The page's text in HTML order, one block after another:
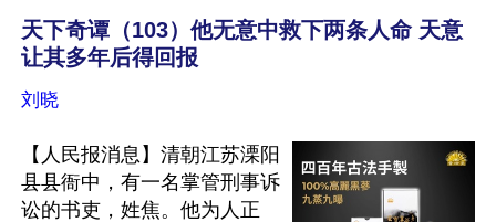
天下奇谭（103）他无意中救下两条人命 天意
让其多年后得回报
刘晓
【人民报消息】清朝江苏溧阳
县县衙中，有一名掌管刑事诉
讼的书吏，姓焦。他为人正